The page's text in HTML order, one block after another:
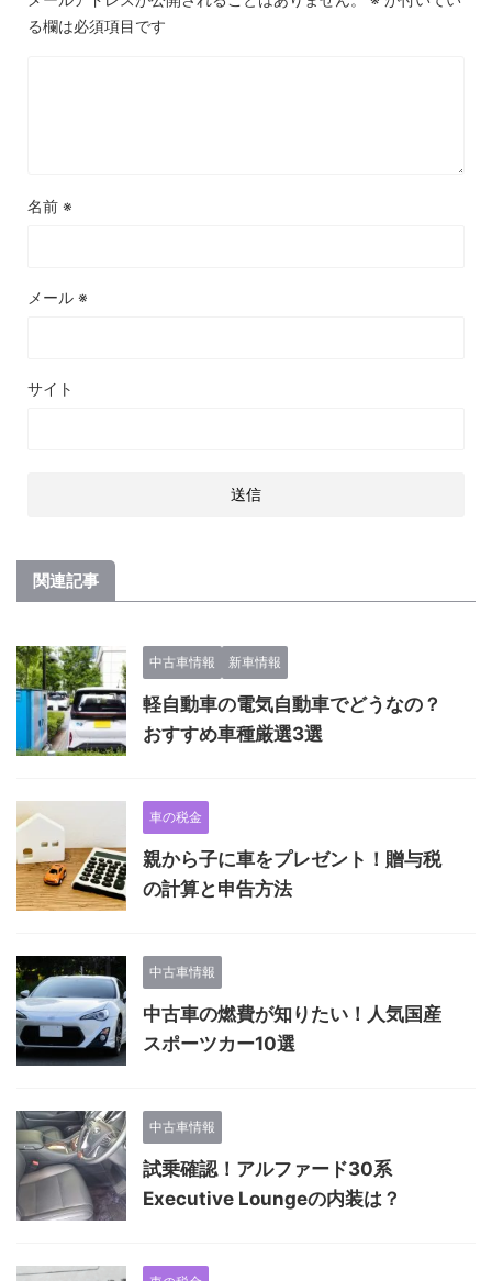
る欄は必須項目です
名前 ※
メール ※
サイト
関連記事
中古車情報 新車情報
軽自動車の電気自動車でどうなの？
おすすめ車種厳選3選
車の税金
親から子に車をプレゼント！贈与税
の計算と申告方法
中古車情報
中古車の燃費が知りたい！人気国産
スポーツカー10選
中古車情報
試乗確認！アルファード30系
Executive Loungeの内装は？